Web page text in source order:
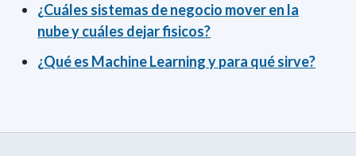
¿Cuáles sistemas de negocio mover en la
nube y cuáles dejar fisicos?
¿Qué es Machine Learning y para qué sirve?